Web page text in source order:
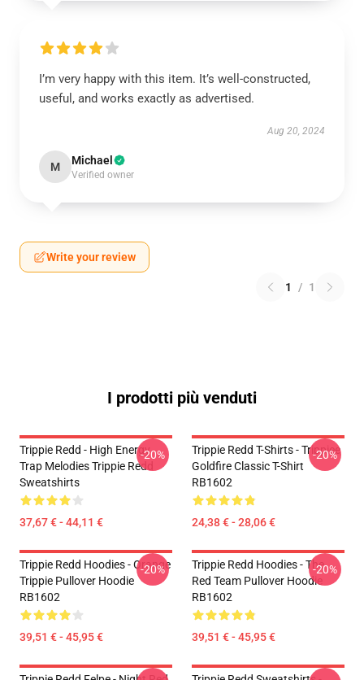
I’m very happy with this item. It’s well-constructed,
useful, and works exactly as advertised.
Aug 20, 2024
M Michael
Verified owner
Write your review
1 / 1
I prodotti più venduti
Trippie Redd - High Energy
Trap Melodies Trippie Redd
Sweatshirts
37,67 € - 44,11 €
-20%
Trippie Redd T-Shirts - Trippiee
Goldfire Classic T-Shirt
RB1602
24,38 € - 28,06 €
-20%
Trippie Redd Hoodies - Orange
Trippie Pullover Hoodie
RB1602
39,51 € - 45,95 €
-20%
Trippie Redd Hoodies - The
Red Team Pullover Hoodie
RB1602
39,51 € - 45,95 €
-20%